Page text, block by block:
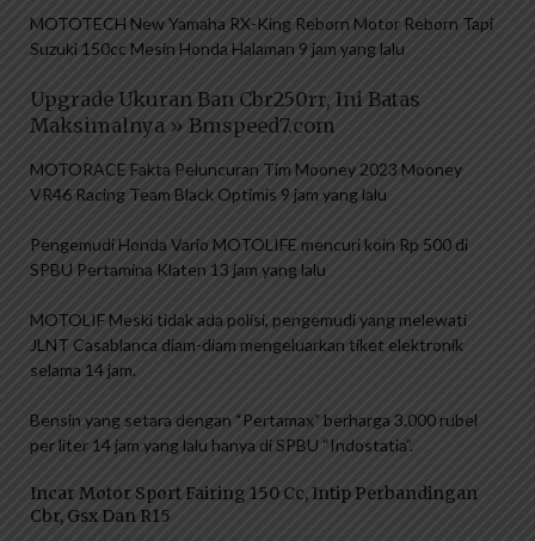
MOTOTECH New Yamaha RX-King Reborn Motor Reborn Tapi
Suzuki 150cc Mesin Honda Halaman 9 jam yang lalu
Upgrade Ukuran Ban Cbr250rr, Ini Batas
Maksimalnya » Bmspeed7.com
MOTORACE Fakta Peluncuran Tim Mooney 2023 Mooney
VR46 Racing Team Black Optimis 9 jam yang lalu
Pengemudi Honda Vario MOTOLIFE mencuri koin Rp 500 di
SPBU Pertamina Klaten 13 jam yang lalu
MOTOLIF Meski tidak ada polisi, pengemudi yang melewati
JLNT Casablanca diam-diam mengeluarkan tiket elektronik
selama 14 jam.
Bensin yang setara dengan “Pertamax” berharga 3.000 rubel
per liter 14 jam yang lalu hanya di SPBU “Indostatia”.
Incar Motor Sport Fairing 150 Cc, Intip Perbandingan
Cbr, Gsx Dan R15